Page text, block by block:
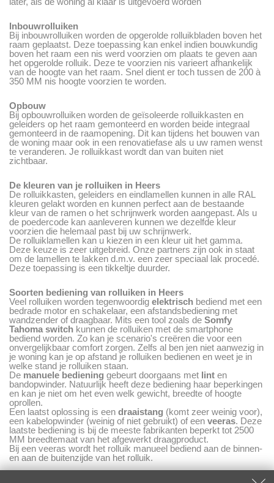
Inbouwrolluiken
Bij inbouwrolluiken worden de opgerolde rolluikbladen boven het
raam geplaatst. Deze toepassing kan enkel indien bouwkundig
boven het raam een nis werd voorzien om plaats te geven aan
het opgerolde rolluik. Deze te voorzien nis varieert afhankelijk
van de hoogte van het raam. Snel dient er toch tussen de 200 à
350 MM nis hoogte voorzien te worden.
Opbouw
Bij opbouwrolluiken worden de geïsoleerde rolluikkasten en
geleiders op het raam gemonteerd en worden beide integraal
gemonteerd in de raamopening. Dit kan tijdens het bouwen van
de woning maar ook in een renovatiefase als u uw ramen wenst
te veranderen. Je rolluikkast wordt dan van buiten niet
zichtbaar.
De kleuren van je rolluiken in Heers
De rolluikkasten, geleiders en eindlamellen kunnen in alle RAL
kleuren gelakt worden en kunnen perfect aan de bestaande
kleur van de ramen o het schrijnwerk worden aangepast. Als u
de poedercode kan aanleveren kunnen we dezelfde kleur
voorzien die helemaal past bij uw schrijnwerk.
De rolluiklamellen kan u kiezen in een kleur uit het gamma.
Deze keuze is zeer uitgebreid. Onze partners zijn ook in staat
om de lamellen te lakken d.m.v. een zeer speciaal lak procedé.
Deze toepassing is een tikkeltje duurder.
Soorten bediening van rolluiken in Heers
Veel rolluiken worden tegenwoordig elektrisch bediend met een
bedrade motor en schakelaar, een afstandsbediening met
wandzender of draagbaar. Mits een tool zoals de Somfy
Tahoma switch kunnen de rolluiken met de smartphone
bediend worden. Zo kan je scenario's creëren die voor een
onvergelijkbaar comfort zorgen. Zelfs al ben jen niet aanwezig in
je woning kan je op afstand je rolluiken bedienen en weet je in
welke stand je rolluiken staan.
De manuele bediening gebeurt doorgaans met lint en
bandopwinder. Natuurlijk heeft deze bediening haar beperkingen
en kan je niet om het even welk gewicht, breedte of hoogte
oprollen.
Een laatst oplossing is een draaistang (komt zeer weinig voor),
een kabelopwinder (weinig of niet gebruikt) of een veeras. Deze
laatste bediening is bij de meeste fabrikanten beperkt tot 2500
MM breedtemaat van het afgewerkt draagproduct.
Bij een veeras wordt het rolluik manueel bediend aan de binnen-
en aan de buitenzijde van het rolluik.